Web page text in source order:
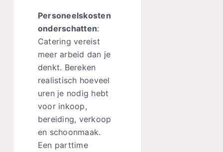
Personeelskosten
onderschatten:
Catering vereist
meer arbeid dan je
denkt. Bereken
realistisch hoeveel
uren je nodig hebt
voor inkoop,
bereiding, verkoop
en schoonmaak.
Een parttime